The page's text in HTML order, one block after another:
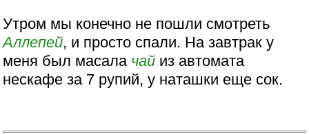
Утром мы конечно не пошли смотреть
Аллепей, и просто спали. На завтрак у
меня был масала чай из автомата
нескафе за 7 рупий, у наташки еще сок.